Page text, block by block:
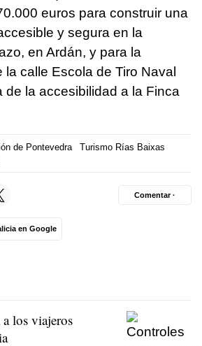
euros para construir una
y segura en la
en Ardán, y para la
la calle Escola de Tiro Naval
de la accesibilidad a la Finca
de Pontevedra
Turismo Rías Baixas
en Google
Comentar ·
los viajeros